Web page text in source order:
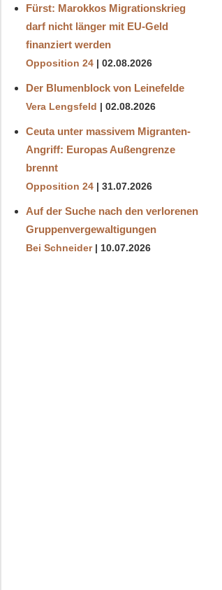
Fürst: Marokkos Migrationskrieg
darf nicht länger mit EU-Geld
finanziert werden
Opposition 24 02.08.2026
Der Blumenblock von Leinefelde
Vera Lengsfeld 02.08.2026
Ceuta unter massivem Migranten-
Angriff: Europas Außengrenze
brennt
Opposition 24 31.07.2026
Auf der Suche nach den verlorenen
Gruppenvergewaltigungen
Bei Schneider 10.07.2026